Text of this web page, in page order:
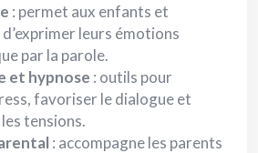
: permet aux enfants et
leurs émotions
par la parole.
et hypnose : outils pour
favoriser le dialogue et
tensions.
: accompagne les parents